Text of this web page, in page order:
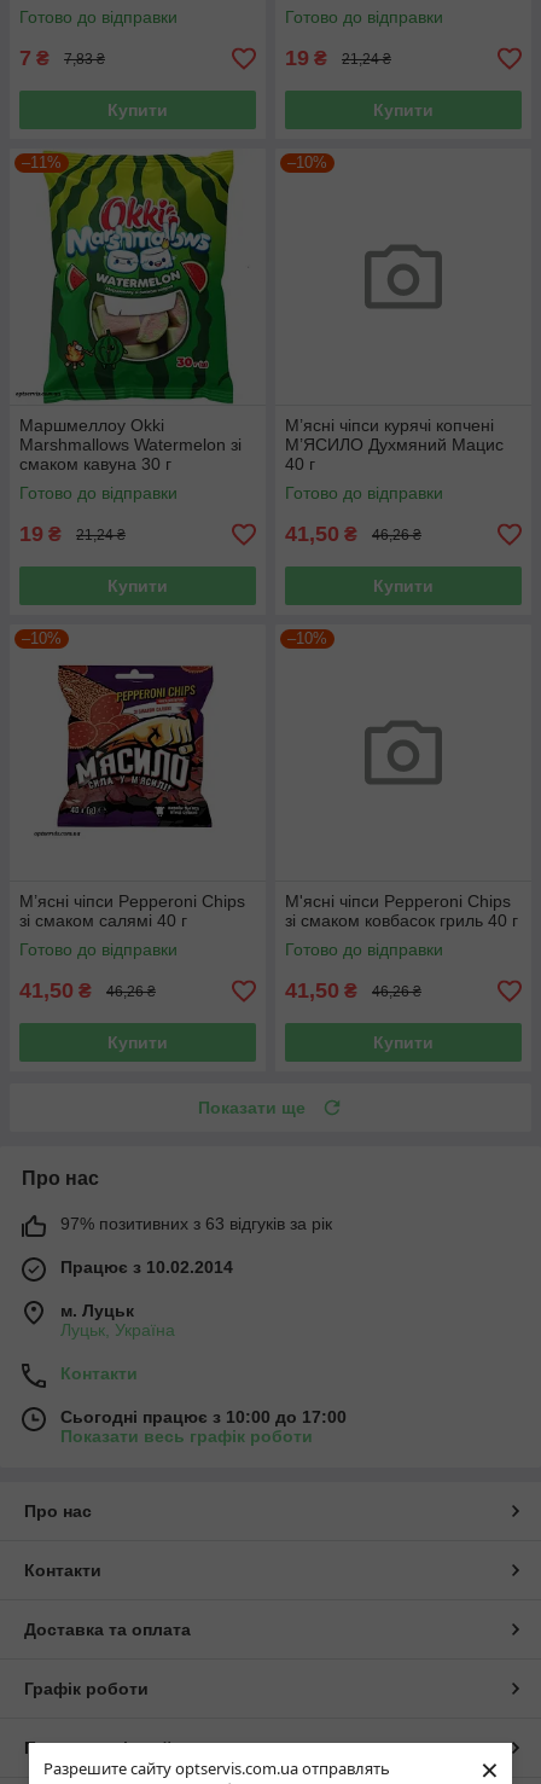
Разрешите сайту optservis.com.ua отправлять
×
Готово до відправки
7 ₴ 7,83 ₴
Купити
Готово до відправки
19 ₴ 21,24 ₴
Купити
–11%
Маршмеллоу Okki
Marshmallows Watermelon зі
смаком кавуна 30 г
Готово до відправки
19 ₴ 21,24 ₴
Купити
–10%
М’ясні чіпси курячі копчені
М’ЯСИЛО Духмяний Мацис
40 г
Готово до відправки
41,50 ₴ 46,26 ₴
Купити
–10%
М’ясні чіпси Pepperoni Chips
зі смаком салямі 40 г
Готово до відправки
41,50 ₴ 46,26 ₴
Купити
–10%
М'ясні чіпси Pepperoni Chips
зі смаком ковбасок гриль 40 г
Готово до відправки
41,50 ₴ 46,26 ₴
Купити
Показати ще
Про нас
97% позитивних з 63 відгуків за рік
Працює з 10.02.2014
м. Луцьк
Луцьк, Україна
Контакти
Сьогодні працює з 10:00 до 17:00
Показати весь графік роботи
Про нас
Контакти
Доставка та оплата
Графік роботи
Повна версія сайту